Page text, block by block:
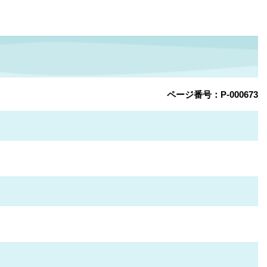
ページ番号：P-000673